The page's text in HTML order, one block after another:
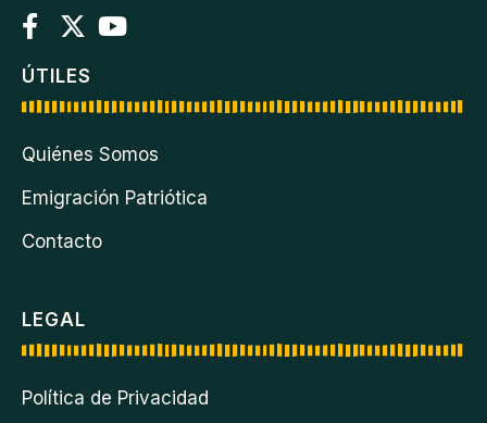
ÚTILES
Quiénes Somos
Emigración Patriótica
Contacto
LEGAL
Política de Privacidad